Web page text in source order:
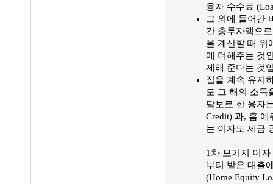
융자 수수료
그 외에 들어간
간 총투자액으
을 계산할 때 위
에 더해주는 것
제해 준다는 것
집을 계속 유지
도 그 해의 소득
담보로 한 융자
Credit) 과, 홈 에
는 이자도 세금
1차 모기지 이자
부터 받은 대출
(Home Equity